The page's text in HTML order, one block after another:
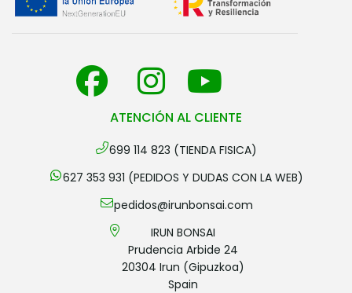
ATENCIÓN AL CLIENTE
699 114 823 (TIENDA FISICA)
627 353 931 (PEDIDOS Y DUDAS CON LA WEB)
pedidos@irunbonsai.com
IRUN BONSAI
Prudencia Arbide 24
20304 Irun (Gipuzkoa)
Spain